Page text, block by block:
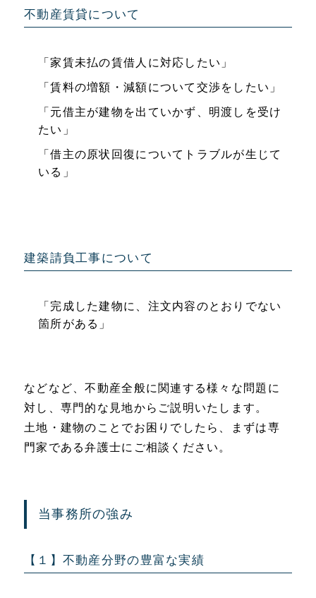
不動産賃貸について
「家賃未払の賃借人に対応したい」
「賃料の増額・減額について交渉をしたい」
「元借主が建物を出ていかず、明渡しを受け
たい」
「借主の原状回復についてトラブルが生じて
いる」
建築請負工事について
「完成した建物に、注文内容のとおりでない
箇所がある」
などなど、不動産全般に関連する様々な問題に
対し、専門的な見地からご説明いたします。
土地・建物のことでお困りでしたら、まずは専
門家である弁護士にご相談ください。
当事務所の強み
【１】不動産分野の豊富な実績